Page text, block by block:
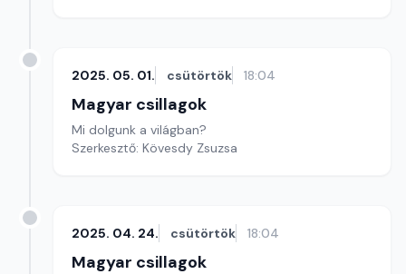
2025. 05. 01. csütörtök 18:04
Magyar csillagok
Mi dolgunk a világban?
Szerkesztő: Kövesdy Zsuzsa
2025. 04. 24. csütörtök 18:04
Magyar csillagok